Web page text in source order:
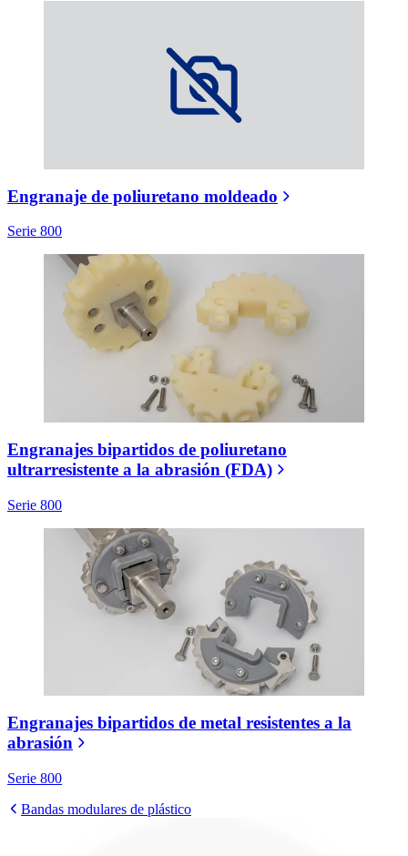
Engranaje de poliuretano moldeado
Serie 800
Engranajes bipartidos de poliuretano
ultrarresistente a la abrasión (FDA)
Serie 800
Engranajes bipartidos de metal resistentes a la
abrasión
Serie 800
Bandas modulares de plástico